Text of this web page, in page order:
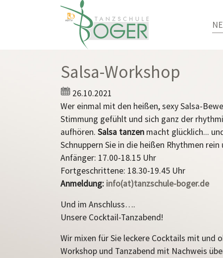
Salsa-Workshop
26.10.2021
Wer einmal mit den heißen, sexy Salsa-
Stimmung gefühlt und sich ganz der
aufhören. Salsa tanzen macht glücklich...
Schnuppern Sie in die heißen Rhythmen
Anfänger: 17.00-18.15 Uhr
Fortgeschrittene: 18.30-19.45 Uhr
Anmeldung: info(at)tanzschule-boger.de
Und im Anschluss….
Unsere Cocktail-Tanzabend!
Wir mixen für Sie leckere Cocktails mit und
Workshop und Tanzabend mit Nachweis